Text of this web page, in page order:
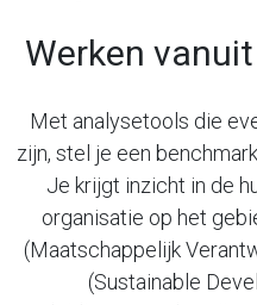
Werken
Met analysetools die
zijn, stel je een
Je krijgt inzicht in de
organisatie op het
(Maatschappelijk
(Sustainable